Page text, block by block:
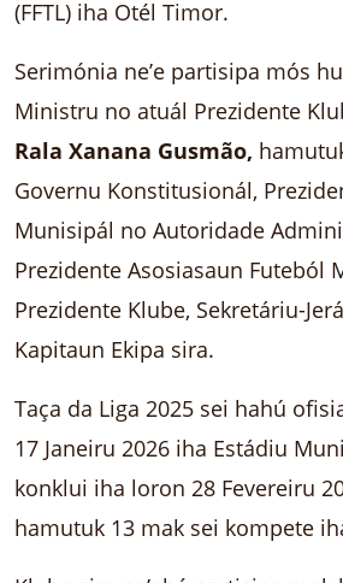
(FFTL) iha Otél Timor.
Serimónia ne’e partisipa mós
Ministru no atuál Prezidente
Rala Xanana Gusmão,
Governu Konstitusionál,
Munisipál no Autoridade
Prezidente Asosiasaun Futeból
Prezidente Klube, Sekretáriu-
Kapitaun Ekipa sira.
Taça da Liga 2025 sei hahú
17 Janeiru 2026 iha Estádiu
konklui iha loron 28 Fevereiru
hamutuk 13 mak sei kompete